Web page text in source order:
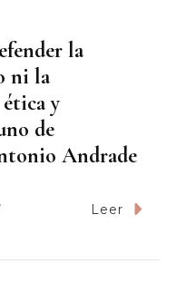
la
ni la
y
de
Andrade
Leer